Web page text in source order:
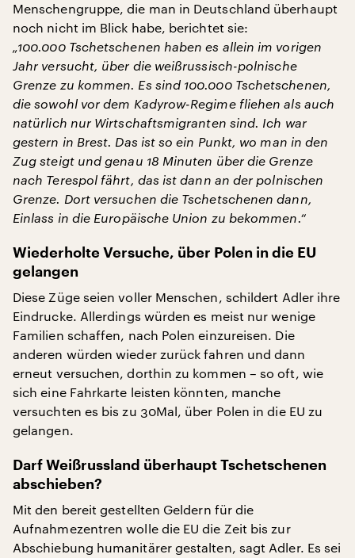
Menschengruppe, die man in Deutschland überhaupt
noch nicht im Blick habe, berichtet sie:
„100.000 Tschetschenen haben es allein im vorigen
Jahr versucht, über die weißrussisch-polnische
Grenze zu kommen. Es sind 100.000 Tschetschenen,
die sowohl vor dem Kadyrow-Regime fliehen als auch
natürlich nur Wirtschaftsmigranten sind. Ich war
gestern in Brest. Das ist so ein Punkt, wo man in den
Zug steigt und genau 18 Minuten über die Grenze
nach Terespol fährt, das ist dann an der polnischen
Grenze. Dort versuchen die Tschetschenen dann,
Einlass in die Europäische Union zu bekommen.“
Wiederholte Versuche, über Polen in die EU
gelangen
Diese Züge seien voller Menschen, schildert Adler ihre
Eindrucke. Allerdings würden es meist nur wenige
Familien schaffen, nach Polen einzureisen. Die
anderen würden wieder zurück fahren und dann
erneut versuchen, dorthin zu kommen – so oft, wie
sich eine Fahrkarte leisten könnten, manche
versuchten es bis zu 30Mal, über Polen in die EU zu
gelangen.
Darf Weißrussland überhaupt Tschetschenen
abschieben?
Mit den bereit gestellten Geldern für die
Aufnahmezentren wolle die EU die Zeit bis zur
Abschiebung humanitärer gestalten, sagt Adler. Es sei